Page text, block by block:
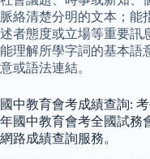
脈絡清楚分明的文本；能
述者態度或立場等重要訊
能理解所學字詞的基本語
意或語法連結。
國中教育會考成績查詢:
年國中教育會考全國試務
網路成績查詢服務。